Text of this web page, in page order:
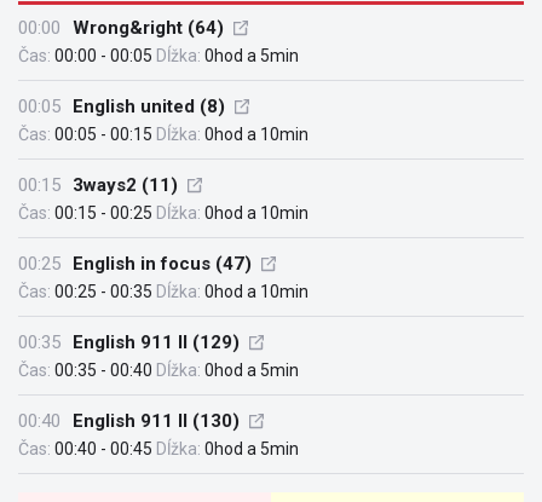
00:00 Wrong&right (64)
Čas: 00:00 - 00:05 Dĺžka: 0hod a 5min
00:05 English united (8)
Čas: 00:05 - 00:15 Dĺžka: 0hod a 10min
00:15 3ways2 (11)
Čas: 00:15 - 00:25 Dĺžka: 0hod a 10min
00:25 English in focus (47)
Čas: 00:25 - 00:35 Dĺžka: 0hod a 10min
00:35 English 911 II (129)
Čas: 00:35 - 00:40 Dĺžka: 0hod a 5min
00:40 English 911 II (130)
Čas: 00:40 - 00:45 Dĺžka: 0hod a 5min